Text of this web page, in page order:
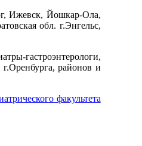
Ижевск, Йошкар-Ола,
обл. г.Энгельс,
гастроэнтерологи,
районов и
факультета